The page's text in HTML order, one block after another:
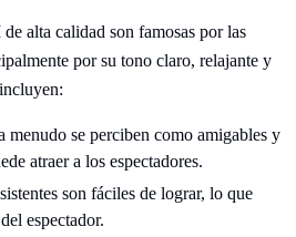
alta calidad son famosas por las
por su tono claro, relajante y
menudo se perciben como amigables y
atraer a los espectadores.
son fáciles de lograr, lo que
espectador.